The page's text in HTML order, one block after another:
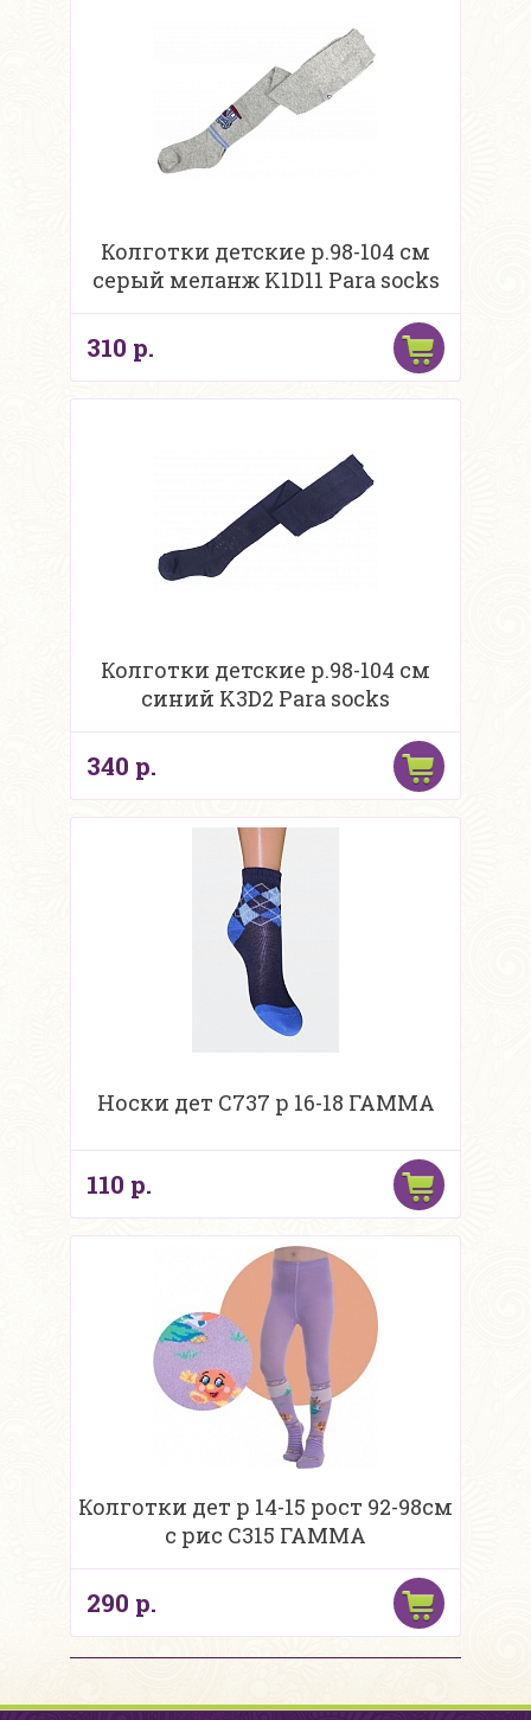
Колготки детские р.98-104 см
серый меланж K1D11 Para socks
310 р.
Колготки детские р.98-104 см
синий K3D2 Para socks
340 р.
Носки дет С737 р 16-18 ГАММА
110 р.
Колготки дет р 14-15 рост 92-98см
с рис С315 ГАММА
290 р.